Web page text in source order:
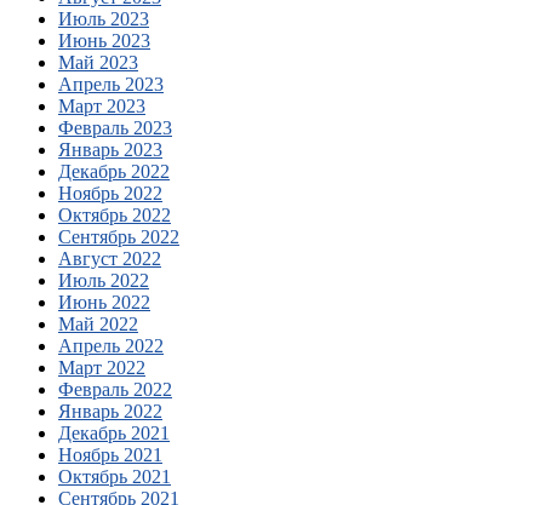
Июль 2023
Июнь 2023
Май 2023
Апрель 2023
Март 2023
Февраль 2023
Январь 2023
Декабрь 2022
Ноябрь 2022
Октябрь 2022
Сентябрь 2022
Август 2022
Июль 2022
Июнь 2022
Май 2022
Апрель 2022
Март 2022
Февраль 2022
Январь 2022
Декабрь 2021
Ноябрь 2021
Октябрь 2021
Сентябрь 2021